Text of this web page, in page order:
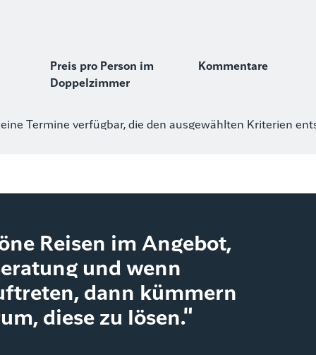
Preis pro Person im
Doppelzimmer
Kommentare
Termine verfügbar, die den ausgewählten Kriterien
Reisen im Angebot,
und wenn
dann kümmern
diese zu lösen."